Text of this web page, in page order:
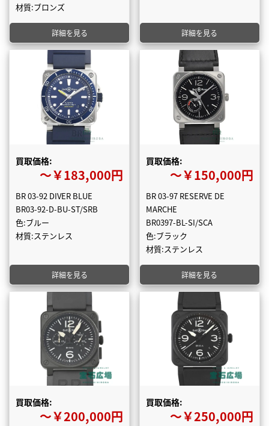
材質:ブロンズ
詳細を見る 詳細を見る
買取価格:
〜￥183,000円
BR 03-92 DIVER BLUE
BR03-92-D-BU-ST/SRB
色:ブルー
材質:ステンレス
詳細を見る
買取価格:
〜￥150,000円
BR 03-97 RESERVE DE
MARCHE
BR0397-BL-SI/SCA
色:ブラック
材質:ステンレス
詳細を見る
買取価格:
〜￥200,000円
買取価格:
〜￥250,000円